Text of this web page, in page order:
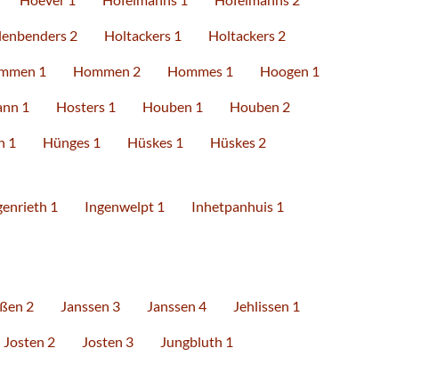
2 Holtackers 1 Holtackers 2
1 Hommen 2 Hommes 1 Hoogen 1
1 Hosters 1 Houben 1 Houben 2
1 Hünges 1 Hüskes 1 Hüskes 2
1 Ingenwelpt 1 Inhetpanhuis 1
2 Janssen 3 Janssen 4 Jehlissen 1
Josten 2 Josten 3 Jungbluth 1